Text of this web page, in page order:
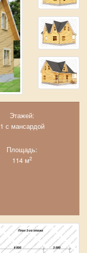
Этажей:
1 с мансардой
Площадь:
114 м2